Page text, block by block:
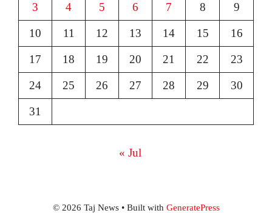
3 4 5 6 7 8 9
10 11 12 13 14 15 16
17 18 19 20 21 22 23
24 25 26 27 28 29 30
31
« Jul
© 2026 Taj News• Built with GeneratePress